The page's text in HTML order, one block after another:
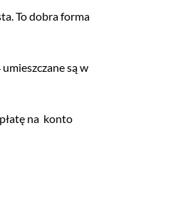
To dobra forma
są w
na konto